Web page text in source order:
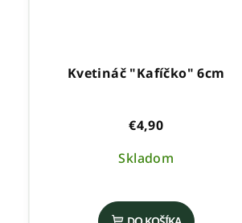
Kvetináč "Kafíčko" 6cm
€4,90
Skladom